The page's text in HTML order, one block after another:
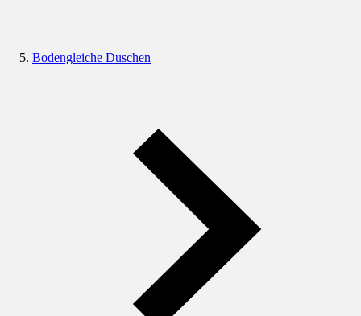
Bodengleiche Duschen